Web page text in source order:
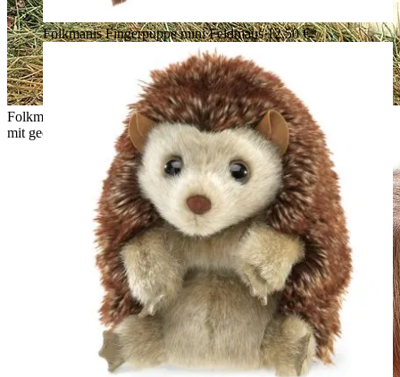
Folkmanis Handpuppe Basset Hound in Braun-Weiß, stehend
mit geöffnetem Maul und langen Schlappohren, Frontalansicht
Folkmanis Fingerpuppe mini Feldmaus12,50 €*